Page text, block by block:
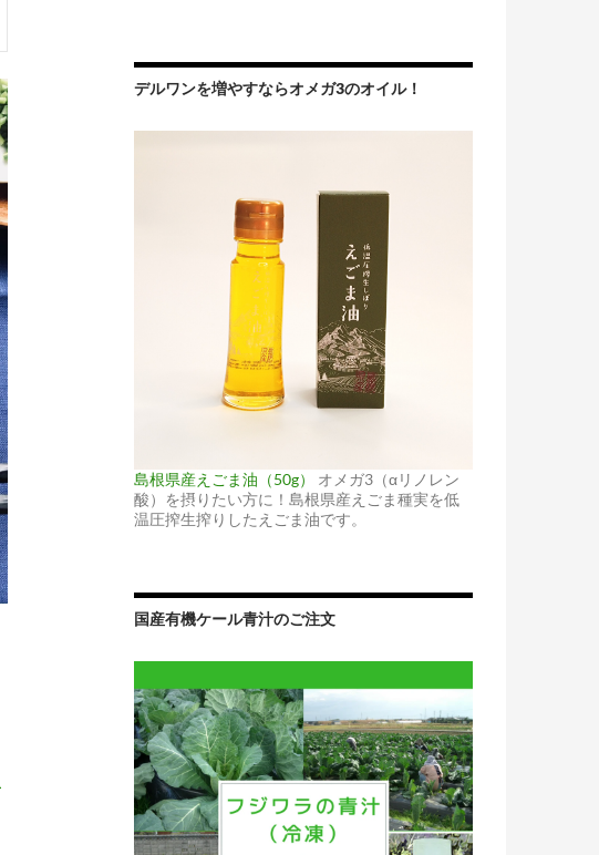
デルワンを増やすならオメガ3のオイル！
島根県産えごま油（50g）
オメガ3（αリノレン
酸）を摂りたい方に！島根県産えごま種実を低
温圧搾生搾りしたえごま油です。
国産有機ケール青汁のご注文